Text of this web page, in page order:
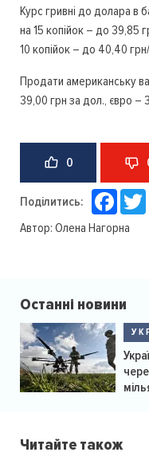
Курс гривні до долара в
на 15 копійок – до 39,85
10 копійок – до 40,40
Продати американську
39,00 грн за дол., євро –
0
Поділитись:
Автор: Олена Нагорна
Останні новини
Читайте також